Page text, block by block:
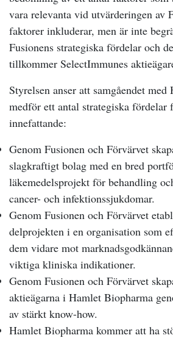
vara relevanta vid utvärderingen av
faktorer inkluderar, men är inte
Fusionens strategiska fördelar och
tillkommer SelectImmunes
Styrelsen anser att samgåendet med
medför ett antal strategiska fördelar
innefattande:
Genom Fusionen och Förvärvet
slagkraftigt bolag med en bred
läkemedelsprojekt för behandling
cancer- och infektionssjukdomar.
Genom Fusionen och Förvärvet
delprojekten i en organisation som
dem vidare mot
viktiga kliniska indikationer.
Genom Fusionen och Förvärvet
aktieägarna i Hamlet Biopharma
av stärkt know-how.
Hamlet Biopharma kommer att ha